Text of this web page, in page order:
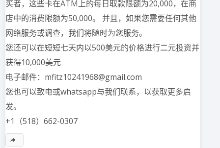
买者，这些卡在ATM上的每日取款限额为20,000，在商
店中的消费限额为50,000。 并且，如果您需要任何其他
网络服务或调查，我们将随时为您服务。
您还可以在短短七天内以500美元的价格进行二元投资并
获得10,000美元
电子邮件：mfitz10241968@gmail.com
您也可以致电或whatsapp与我们联系，以获取更多启
发。
+1（518）662-0307